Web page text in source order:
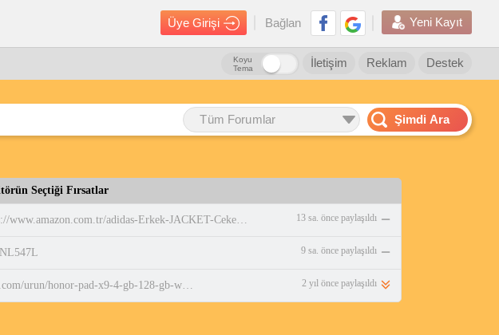
Üye Girişi Bağlan Yeni Kayıt
Destek
Reklam
İletişim
Koyu
Tema
Tüm Forumlar Şimdi Ara
Seçtiği Fırsatlar
https://www.amazon.com.tr/adidas-Erkek-JACKET-Ceket-WHITE/dp/B0DPBMQX1P 13 sa. önce paylaşıldı
9 sa. önce paylaşıldı
https://www.n11.com/urun/honor-pad-x9-4-gb-128-gb-wi-fi-115-tablet-41976628 2 yıl önce paylaşıldı